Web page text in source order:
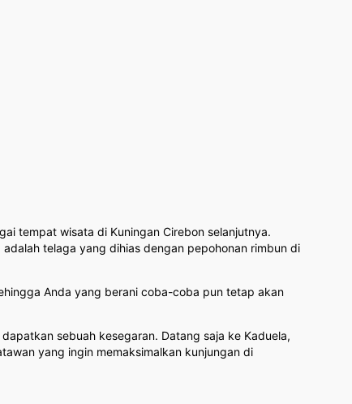
tempat wisata di Kuningan Cirebon selanjutnya.
telaga yang dihias dengan pepohonan rimbun di
Anda yang berani coba-coba pun tetap akan
sebuah kesegaran. Datang saja ke Kaduela,
yang ingin memaksimalkan kunjungan di